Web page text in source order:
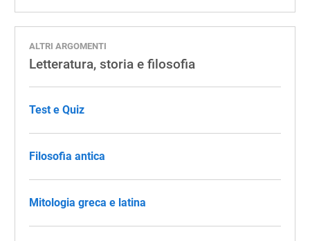
ALTRI ARGOMENTI
Letteratura, storia e filosofia
Test e Quiz
Filosofia antica
Mitologia greca e latina